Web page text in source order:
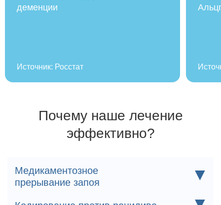
деменции
Источник: Росстат
Почему наше лечение
эффективно?
Медикаментозное
прерывание запоя
▼